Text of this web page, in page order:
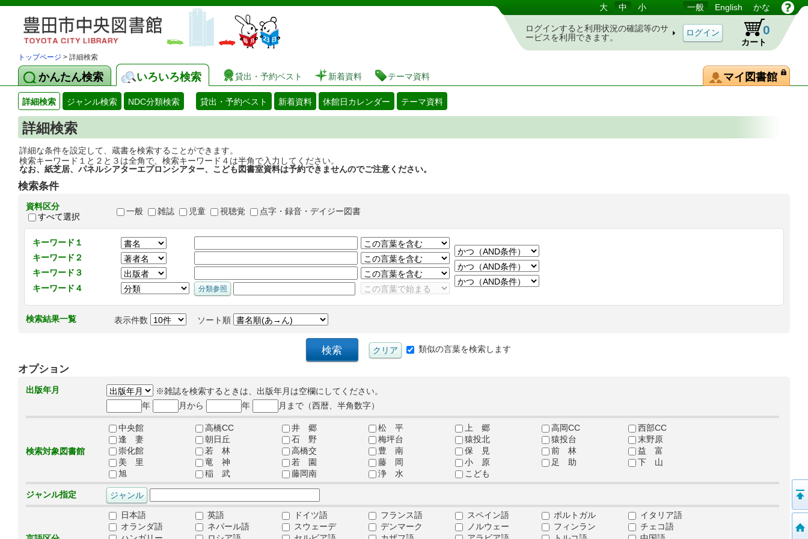
図書館 蔵書検索・予約システム 大 中 小 一般 English かな
ログインすると利用状況の確認等のサ
ービスを利用できます。
カート
0
トップページ > 詳細検索
かんたん検索 いろいろ検索 貸出・予約ベスト 新着資料 テーマ資料 マイ図書館
詳細検索 ジャンル検索 NDC分類検索 貸出・予約ベスト 新着資料 休館日カレンダー テーマ資料
詳細検索
詳細な条件を設定して、蔵書を検索することができます。
検索キーワード１と２と３は全角で、検索キーワード４は半角で入力してください。
なお、紙芝居、パネルシアターエプロンシアター、こども図書室資料は予約できませんのでご注意ください。
検索条件
資料区分
すべて選択
一般 雑誌 児童 視聴覚 点字・録音・デイジー図書
キーワード１
キーワード２
キーワード３
キーワード４
検索結果一覧 表示件数 ソート順
類似の言葉を検索します
オプション
出版年月
※雑誌を検索するときは、出版年月は空欄にしてください。
年
月から 年 月まで（西暦、半角数字）
検索対象図書館
中央館 高橋CC 井 郷 松 平 上 郷 高岡CC
西部CC
逢 妻
朝日丘 石 野 梅坪台 猿投北 猿投台
末野原
崇化館
若 林 高橋交 豊 南 保 見 前 林
益 富
美 里
竜 神 若 園 藤 岡 小 原 足 助
下 山
旭
稲 武 藤岡南 浄 水 こども
ジャンル指定
日本語 英語 ドイツ語 フランス語 スペイン語 ポルトガル
イタリア語
オランダ語
ネパール語 スウェーデ デンマーク ノルウェー フィンラン
チェコ語